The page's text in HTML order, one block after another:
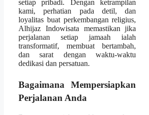
setiap pribadi. Dengan ketrampilan
kami, perhatian pada detil, dan
loyalitas buat perkembangan religius,
Alhijaz Indowisata memastikan jika
perjalanan setiap jamaah ialah
transformatif, membuat bertambah,
dan sarat dengan waktu-waktu
dedikasi dan persatuan.
Bagaimana Mempersiapkan
Perjalanan Anda